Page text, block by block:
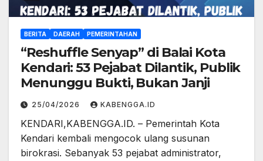
BERITA DAERAH PEMERINTAHAN
“Reshuffle Senyap” di Balai Kota
Kendari: 53 Pejabat Dilantik, Publik
Menunggu Bukti, Bukan Janji
25/04/2026 KABENGGA.ID
KENDARI,KABENGGA.ID. – Pemerintah Kota
Kendari kembali mengocok ulang susunan
birokrasi. Sebanyak 53 pejabat administrator,